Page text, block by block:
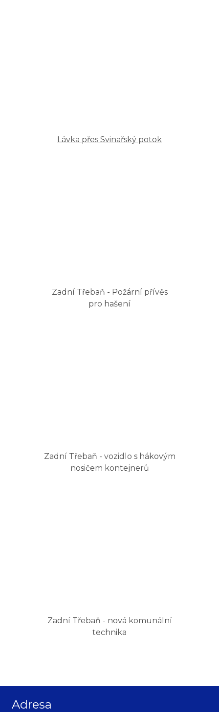
Lávka přes Svinařský potok
Zadní Třebaň - Požární přívěs
pro hašení
Zadní Třebaň - vozidlo s hákovým
nosičem kontejnerů
Zadní Třebaň - nová komunální
technika
Adresa